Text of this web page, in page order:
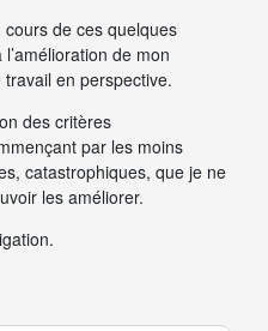
cours de ces quelques
de mon
travail en perspective.
des critères
par les moins
catastrophiques, que je ne
les améliorer.